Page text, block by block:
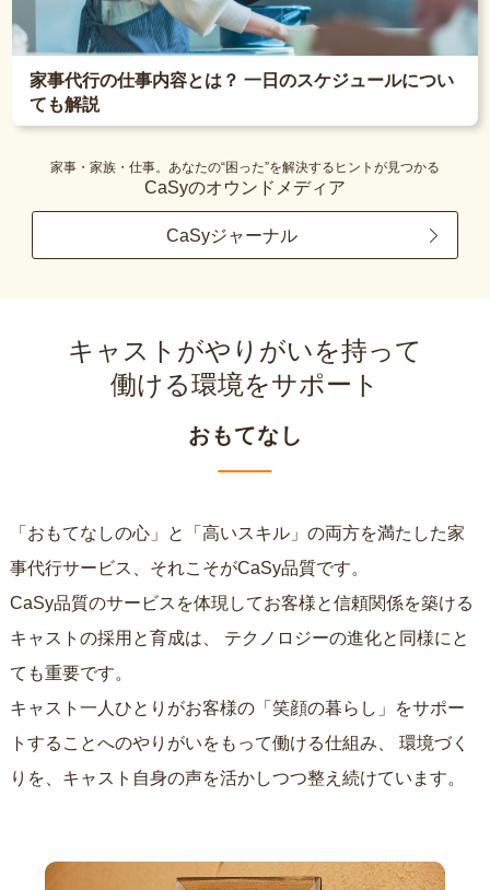
家事代行の仕事内容とは？ 一日のスケジュールについ
ても解説
家事・家族・仕事。あなたの“困った”を解決するヒントが見つかる
CaSyのオウンドメディア
CaSyジャーナル
キャストがやりがいを持って
働ける環境をサポート
おもてなし
「おもてなしの心」と「高いスキル」の両方を満たした家
事代行サービス、それこそがCaSy品質です。
CaSy品質のサービスを体現してお客様と信頼関係を築ける
キャストの採用と育成は、
ても重要です。
キャスト一人ひとりがお客様の「笑顔の暮らし」をサポー
トすることへのやりがいをもって働ける仕組み、
りを、キャスト自身の声を活かしつつ整え続けています。